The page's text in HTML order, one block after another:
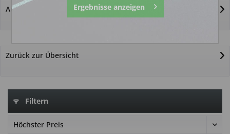
Autoschlüssel nicht gefunden?
Zurück zur Übersicht
Filtern
Ergebnisse anzeigen